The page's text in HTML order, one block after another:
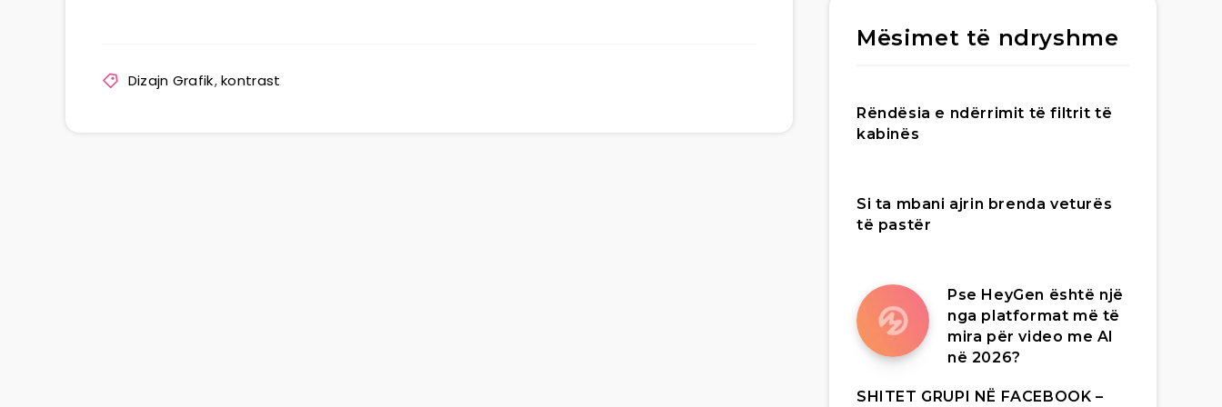
Dizajn Grafik,kontrast
Mësimet të ndryshme
Rëndësia e ndërrimit të filtrit të
kabinës
Si ta mbani ajrin brenda veturës
të pastër
Pse HeyGen është një
nga platformat më të
mira për video me AI
në 2026?
SHITET GRUPI NË FACEBOOK –